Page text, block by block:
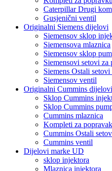
Caterpillar Drugi
Gusjenični ventil
Originalni Siemens dijelovi
Siemensov sklop
Siemensova mlaznica
Siemensov sklop
Siemensovi setovi za
Siemens Ostali
Siemensov ventil
Originalni Cummins dijelovi
Sklop Cummins
Sklop Cummins
Cummins mlaznica
Kompleti za
Cummins Ostali
Cummins ventil
Dijelovi marke UD
sklop injektora
Mlaznica injektora